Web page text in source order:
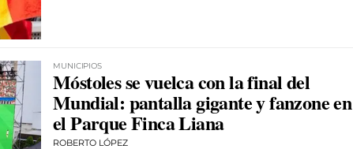
MUNICIPIOS
Móstoles se vuelca con la final del
Mundial: pantalla gigante y fanzone en
el Parque Finca Liana
ROBERTO LÓPEZ